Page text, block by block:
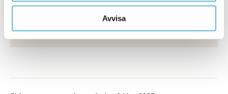
Avvisa
Näringslivsutvecklare
mikael.persson@bromolla.se